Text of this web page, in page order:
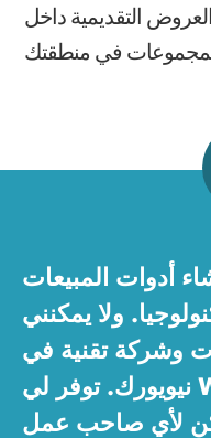
العروض التقديمية داخل WWONE مثالية للتحدث أمام
أدوات المبيعات
ولا يمكنني
وشركة تقنية في
نيويورك. توفر لي WWONE أدوات احترافية
لأي صاحب عمل